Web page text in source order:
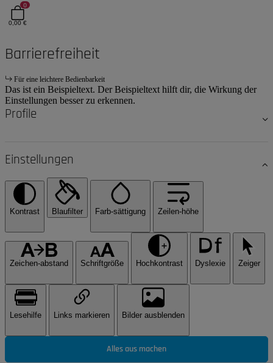
0
0,00 €
Barrierefreiheit
Für eine leichtere Bedienbarkeit
Das ist ein Beispieltext. Der Beispieltext hilft dir, die Wirkung der
Einstellungen besser zu erkennen.
Profile
Einstellungen
Kontrast Blaufilter Farb-sättigung Zeilen-höhe
Zeichen-abstand Schriftgröße Hochkontrast Dyslexie Zeiger
Lesehilfe Links markieren Bilder ausblenden
Alles aus machen